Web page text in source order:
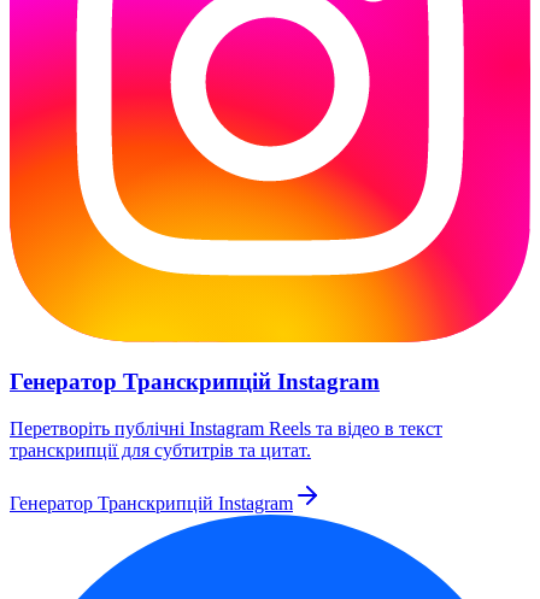
Генератор Транскрипцій Instagram
Перетворіть публічні Instagram Reels та відео в текст
транскрипції для субтитрів та цитат.
Генератор Транскрипцій Instagram